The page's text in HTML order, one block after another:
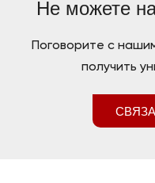
Не можете
Поговорите с
получить